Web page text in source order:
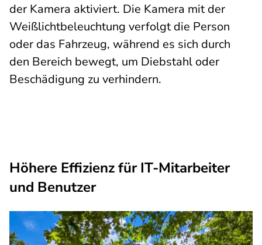
der Kamera aktiviert. Die Kamera mit der
Weißlichtbeleuchtung verfolgt die Person
oder das Fahrzeug, während es sich durch
den Bereich bewegt, um Diebstahl oder
Beschädigung zu verhindern.
Höhere Effizienz für IT-Mitarbeiter
und Benutzer